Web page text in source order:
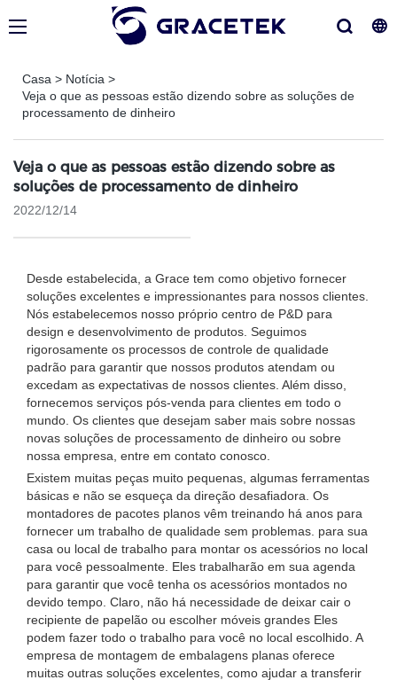
Casa > Notícia >
Veja o que as pessoas estão dizendo sobre as soluções de
processamento de dinheiro
Veja o que as pessoas estão dizendo sobre as
soluções de processamento de dinheiro
2022/12/14
Desde estabelecida, a Grace tem como objetivo fornecer
soluções excelentes e impressionantes para nossos clientes.
Nós estabelecemos nosso próprio centro de P&D para
design e desenvolvimento de produtos. Seguimos
rigorosamente os processos de controle de qualidade
padrão para garantir que nossos produtos atendam ou
excedam as expectativas de nossos clientes. Além disso,
fornecemos serviços pós-venda para clientes em todo o
mundo. Os clientes que desejam saber mais sobre nossas
novas soluções de processamento de dinheiro ou sobre
nossa empresa, entre em contato conosco.
Existem muitas peças muito pequenas, algumas ferramentas
básicas e não se esqueça da direção desafiadora. Os
montadores de pacotes planos vêm treinando há anos para
fornecer um trabalho de qualidade sem problemas. para sua
casa ou local de trabalho para montar os acessórios no local
para você pessoalmente. Eles trabalharão em sua agenda
para garantir que você tenha os acessórios montados no
devido tempo. Claro, não há necessidade de deixar cair o
recipiente de papelão ou escolher móveis grandes Eles
podem fazer todo o trabalho para você no local escolhido. A
empresa de montagem de embalagens planas oferece
muitas outras soluções excelentes, como ajudar a transferir